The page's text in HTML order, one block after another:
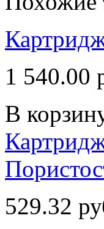
1 540.00
В
529.32